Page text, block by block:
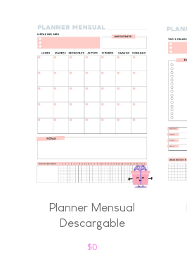
Planner Mensual
Descargable
$0